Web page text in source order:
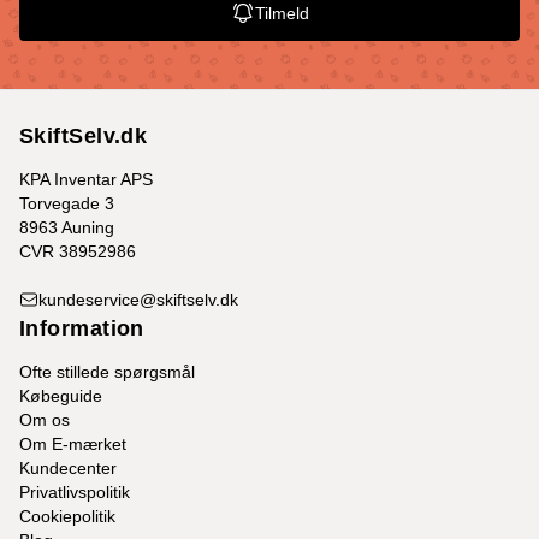
Tilmeld
SkiftSelv.dk
KPA Inventar APS
Torvegade 3
8963 Auning
CVR 38952986
kundeservice@skiftselv.dk
Information
Ofte stillede spørgsmål
Købeguide
Om os
Om E-mærket
Kundecenter
Privatlivspolitik
Cookiepolitik